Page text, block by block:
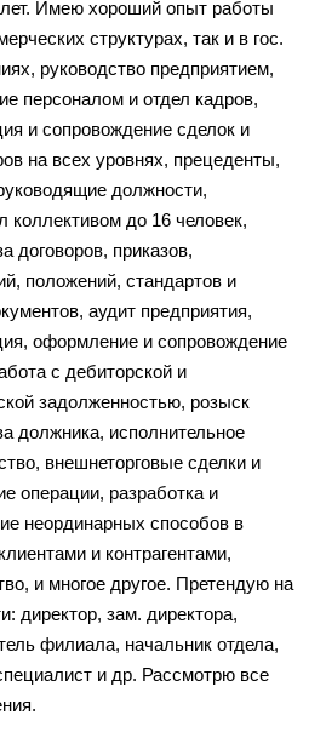
Имею хороший опыт работы
структурах, так и в гос.
руководство предприятием,
персоналом и отдел кадров,
и сопровождение сделок и
на всех уровнях, прецеденты,
должности,
коллективом до 16 человек,
договоров, приказов,
положений, стандартов и
аудит предприятия,
оформление и сопровождение
с дебиторской и
задолженностью, розыск
должника, исполнительное
внешнеторговые сделки и
операции, разработка и
неординарных способов в
и контрагентами,
и многое другое. Претендую на
директор, зам. директора,
филиала, начальник отдела,
и др. Рассмотрю все